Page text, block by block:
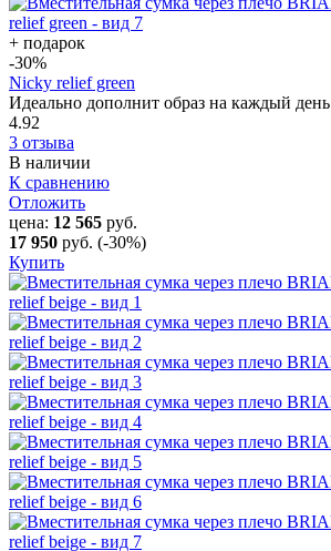
+ подарок
-30%
Nicky relief green
Идеально дополнит образ на каждый день
4.92
3 отзыва
В наличии
К сравнению
Отложить
цена: 12 565 руб.
17 950 руб. (-30%)
Купить